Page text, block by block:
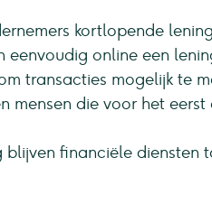
kortlopende
eenvoudig online een
transacties mogelijk te
mensen die voor het
blijven financiële diensten